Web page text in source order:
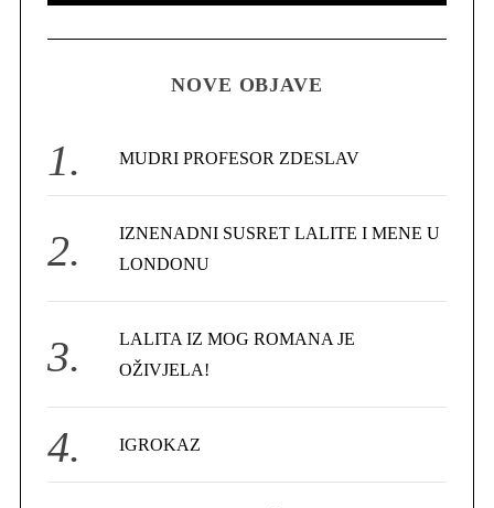
o
A
C
NOVE OBJAVE
MUDRI PROFESOR ZDESLAV
IZNENADNI SUSRET LALITE I MENE U
LONDONU
LALITA IZ MOG ROMANA JE
OŽIVJELA!
IGROKAZ